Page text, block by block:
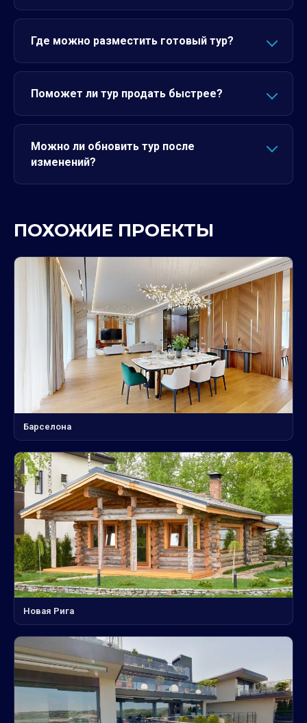
Где можно разместить готовый тур?
Поможет ли тур продать быстрее?
Можно ли обновить тур после
изменений?
ПОХОЖИЕ ПРОЕКТЫ
Барселона
Новая Рига